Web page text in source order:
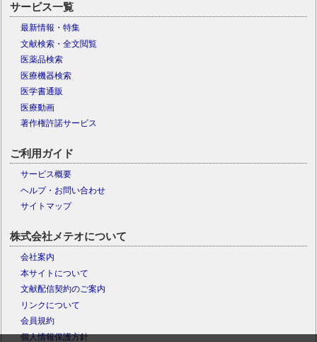
サービス一覧
最新情報・特集
文献検索・全文閲覧
医薬品検索
医療機器検索
医学書通販
医療動画
著作権許諾サービス
ご利用ガイド
サービス概要
ヘルプ・お問い合わせ
サイトマップ
株式会社メテオについて
会社案内
本サイトについて
文献配信契約のご案内
リンクについて
会員規約
個人情報保護方針